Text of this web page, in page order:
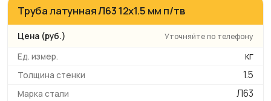
Труба латунная Л63 12х1.5 мм п/тв
Уточняйте по телефону
кг
1.5
Л63